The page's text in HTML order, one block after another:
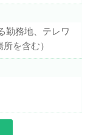
勤務地、テレワ
を含む）